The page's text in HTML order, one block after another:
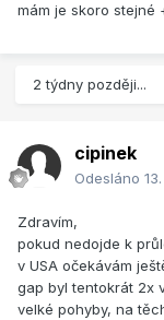
mám je skoro stejné
2 týdny později...
cipinek
Odesláno
Zdravím,
pokud nedojde k
v USA očekávám
gap byl tentokrát 2x
velké pohyby, na